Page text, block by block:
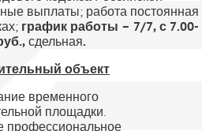
выплаты; работа постоянная
график работы – 7/7, с 7.00-
сдельная.
объект
временного
площадки.
профессиональное